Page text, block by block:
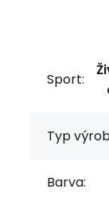
Sport:
Typ
Barva: